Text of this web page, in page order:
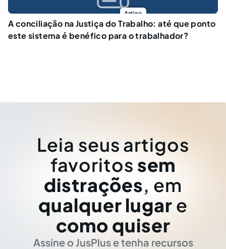
Artigo
A conciliação na Justiça do Trabalho: até que ponto
este sistema é benéfico para o trabalhador?
Leia seus artigos
favoritos sem
distrações, em
qualquer lugar e
como quiser
Assine o JusPlus e tenha recursos